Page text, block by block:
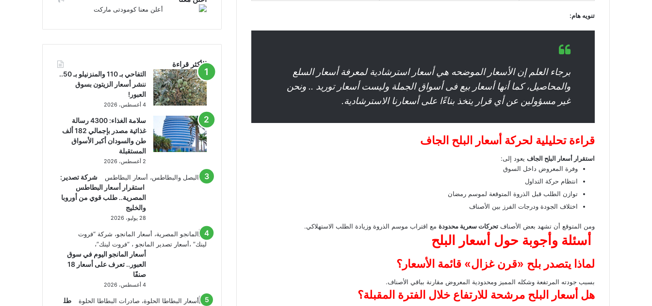
تنويه هام:
برجاء العلم إن الأسعار الموضحه هي أسعار استرشادية لمعرفة أسعار السلع
والمحاصيل، كما أنها أسعار بيع فى أسواق الجملة وليست أسعار توريد .. ونحن
غير مسؤولين عن أي قرار يتخذ بناءًا على أسعارنا الاسترشادية.
قراءة تحليلية لحركة أسعار البلح الجاف
استقرار أسعار البلح الجاف يعود إلى:
وفرة المعروض داخل السوق
انتظام حركة التداول
توازن الطلب قبل الذروة المتوقعة لموسم رمضان
اختلاف الجودة ودرجات الفرز بين الأصناف
ومن المتوقع أن تشهد بعض الأصناف تحركات سعرية محدودة مع اقتراب موسم الذروة وزيادة الطلب الاستهلاكي.
أسئلة وأجوبة حول أسعار البلح
لماذا يتصدر بلح «قرن غزال» قائمة الأسعار؟
بسبب جودته المرتفعة وشكله المميز ومحدودية المعروض مقارنة بباقي الأصناف.
هل أسعار البلح مرشحة للارتفاع خلال الفترة المقبلة؟
الأكثر قراءة
التفاحي بـ 110 والمنزنيلو بـ 50..
ننشر أسعار الزيتون بسوق
العبور!
4 أغسطس، 2026
سلامة الغذاء: 4300 رسالة
غذائية مصدر بإجمالي 182 ألف
طن والسودان أكبر الأسواق
المستقبلة
2 أغسطس، 2026
شركة تصدير:
استقرار أسعار البطاطس
المصرية.. طلب قوي من أوروبا
والخليج
28 يوليو، 2026
أسعار المانجو اليوم في سوق
العبور.. تعرف على أسعار 18
صنفًا
4 أغسطس، 2026
طل